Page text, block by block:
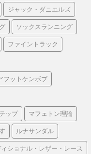
ジャック・ダニエルズ
ソックスランニング
ファイントラック
フットケンボブ
ップ マフェトン理論
ルナサンダル
ショナル・レザー・レース